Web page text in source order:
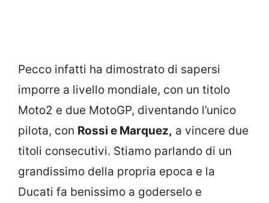
Pecco infatti ha dimostrato di sapersi
imporre a livello mondiale, con un titolo
Moto2 e due MotoGP, diventando l’unico
pilota, con Rossi e Marquez, a vincere due
titoli consecutivi. Stiamo parlando di un
grandissimo della propria epoca e la
Ducati fa benissimo a goderselo e